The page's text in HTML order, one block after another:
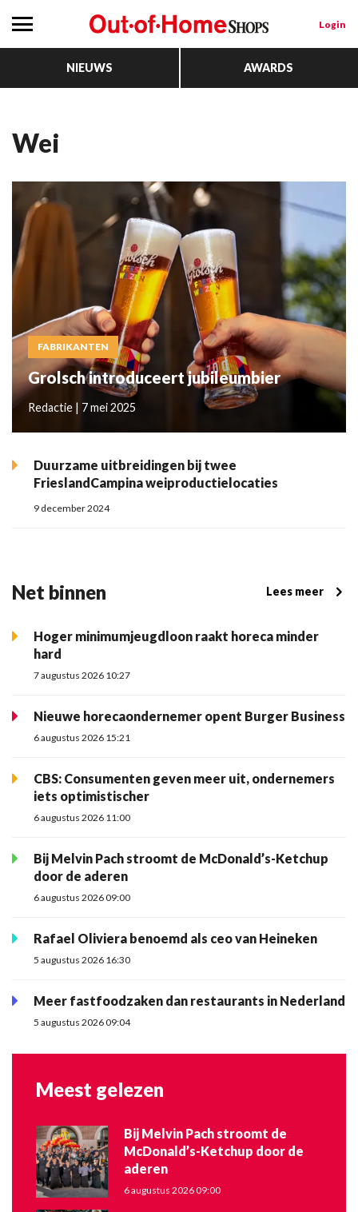
Login
NIEUWS AWARDS
wei
FABRIKANTEN
Grolsch introduceert jubileumbier
Redactie | 7 mei 2025
Duurzame uitbreidingen bij twee
FrieslandCampina weiproductielocaties
9 december 2024
Net binnen Lees meer
Hoger minimumjeugdloon raakt horeca minder
hard
7 augustus 2026 10:27
Nieuwe horecaondernemer opent Burger Business
6 augustus 2026 15:21
CBS: Consumenten geven meer uit, ondernemers
iets optimistischer
6 augustus 2026 11:00
Bij Melvin Pach stroomt de McDonald’s-Ketchup
door de aderen
6 augustus 2026 09:00
Rafael Oliviera benoemd als ceo van Heineken
5 augustus 2026 16:30
Meer fastfoodzaken dan restaurants in Nederland
5 augustus 2026 09:04
Meest gelezen
Bij Melvin Pach stroomt de
McDonald’s-Ketchup door de
aderen
6 augustus 2026 09:00